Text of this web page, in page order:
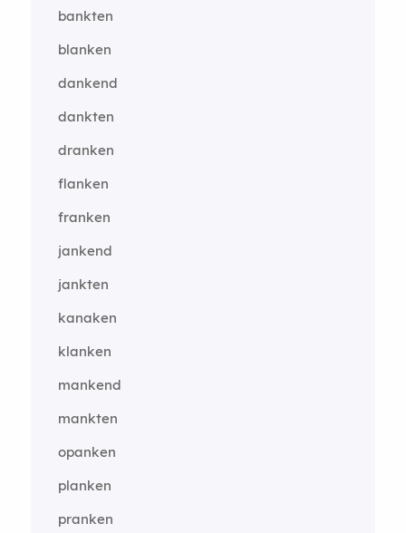
bankten
blanken
dankend
dankten
dranken
flanken
franken
jankend
jankten
kanaken
klanken
mankend
mankten
opanken
planken
pranken